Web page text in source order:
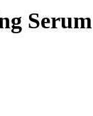
Serum